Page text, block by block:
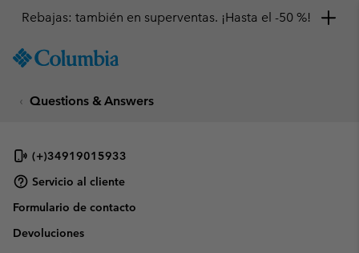
TO
SKIP
NAV
SKIP
SEARCH
Rebajas: también en superventas. ¡Hasta el -50 %!
Questions & Answers
(+)34919015933
Servicio al cliente
Formulario de contacto
Devoluciones